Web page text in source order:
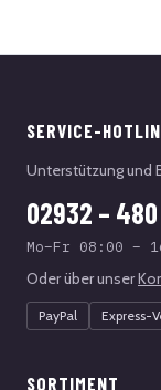
SERVICE-
Unterstützung und
02932 –
Mo–Fr 08:00 –
Oder über unser
PayPal Express-
SORTIMENT